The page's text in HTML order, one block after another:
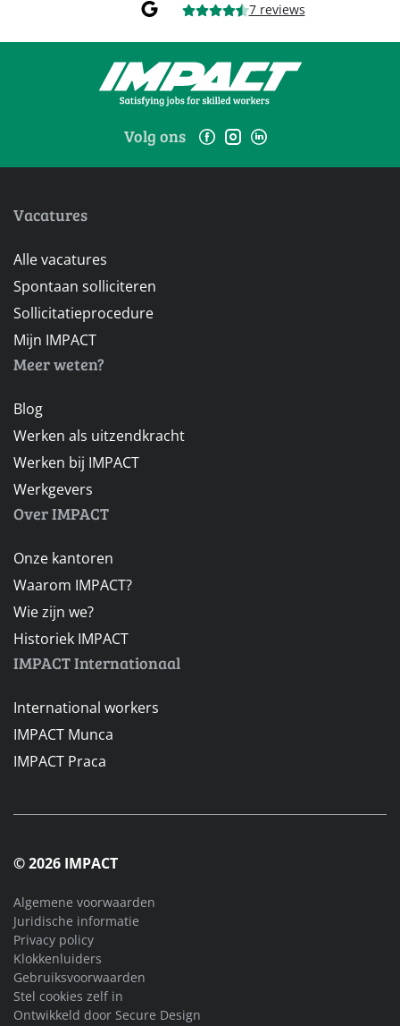
7 reviews
Volg ons
Vacatures
Alle vacatures
Spontaan solliciteren
Sollicitatieprocedure
Mijn IMPACT
Meer weten?
Blog
Werken als uitzendkracht
Werken bij IMPACT
Werkgevers
Over IMPACT
Onze kantoren
Waarom IMPACT?
Wie zijn we?
Historiek IMPACT
IMPACT Internationaal
International workers
IMPACT Munca
IMPACT Praca
© 2026 IMPACT
Algemene voorwaarden
Juridische informatie
Privacy policy
Klokkenluiders
Gebruiksvoorwaarden
Stel cookies zelf in
Ontwikkeld door Secure Design